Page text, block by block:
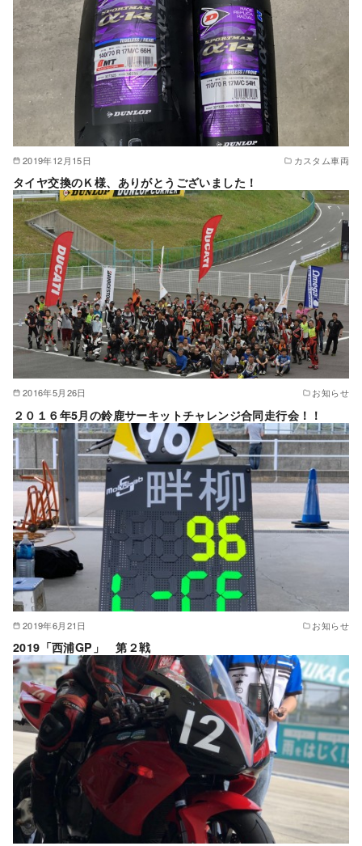
2019年12月15日 カスタム車両
タイヤ交換のＫ様、ありがとうございました！
2016年5月26日 お知らせ
２０１６年5月の鈴鹿サーキットチャレンジ合同走行会！！
2019年6月21日 お知らせ
2019「西浦GP」 第２戦